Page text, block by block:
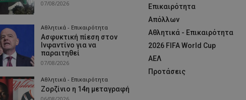
07/08/2026
Αθλητικά - Επικαιρότητα
Ασφυκτική πίεση στον
Ινφαντίνο για να
παραιτηθεί
07/08/2026
Αθλητικά - Επικαιρότητα
Ζορζίνιο η 14η μεταγραφή
06/08/2026
Επικαιρότητα
Απόλλων
Αθλητικά - Επικαιρότητα
2026 FIFA World Cup
ΑΕΛ
Προτάσεις